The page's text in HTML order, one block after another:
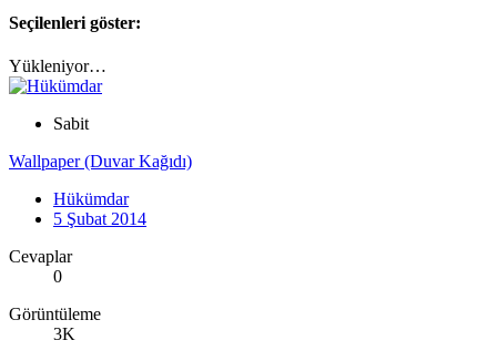
Seçilenleri göster:
Yükleniyor…
Sabit
Wallpaper (Duvar Kağıdı)
Hükümdar
5 Şubat 2014
Cevaplar
0
Görüntüleme
3K